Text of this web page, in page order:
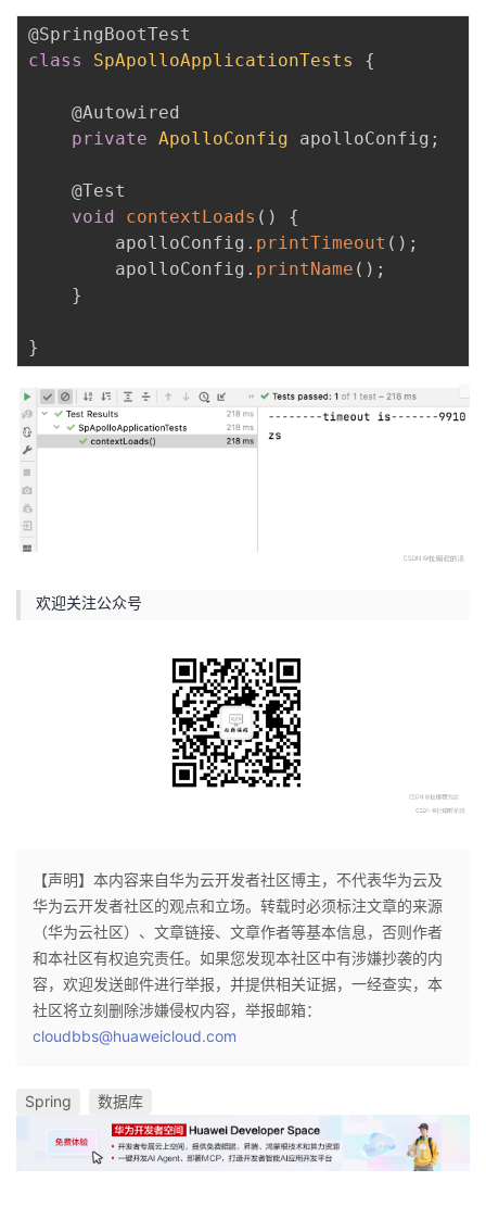
@SpringBootTest
class
SpApolloApplicationTests {
@Autowired
private ApolloConfig apolloConfig ;
@Test
void
contextLoads ( )
{
        apolloConfig
. printTimeout ( ) ;
        apolloConfig
. printName ( ) ;
}
}
欢迎关注公众号
【声明】本内容来自华为云开发者社区博主，不代表华为云及
华为云开发者社区的观点和立场。转载时必须标注文章的来源
（华为云社区）、文章链接、文章作者等基本信息，否则作者
和本社区有权追究责任。如果您发现本社区中有涉嫌抄袭的内
容，欢迎发送邮件进行举报，并提供相关证据，一经查实，本
社区将立刻删除涉嫌侵权内容，举报邮箱：
cloudbbs@huaweicloud.com
Spring 数据库